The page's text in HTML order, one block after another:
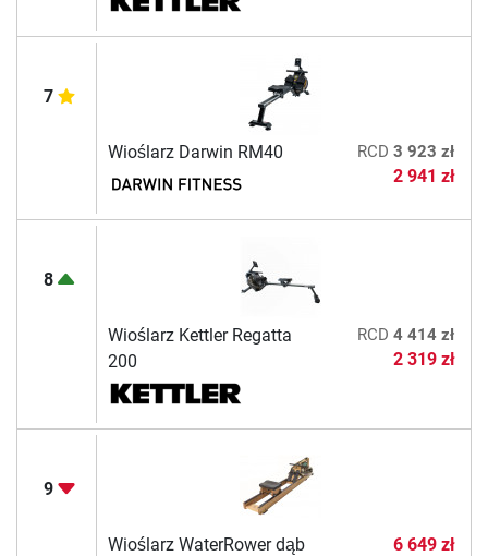
7
Wioślarz Darwin RM40 RCD 3 923 zł
2 941 zł
8
Wioślarz Kettler Regatta
200
RCD 4 414 zł
2 319 zł
9
Wioślarz WaterRower dąb 6 649 zł